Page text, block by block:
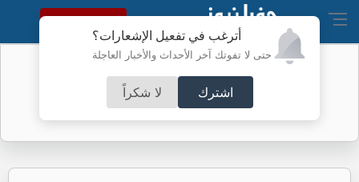
أترغب في تفعيل الإشعارات؟
حتى لا تفوتك آخر الأحداث والأخبار العاجلة
اشترك لا شكراً
النسخة الكاملة